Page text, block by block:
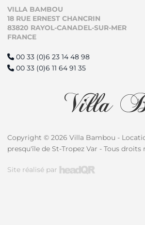
VILLA BAMBOU
18 RUE ERNEST CHANCRIN
83820 RAYOL-CANADEL-SUR-MER
FRANCE
00 33 (0)6 23 14 48 98
00 33 (0)6 11 64 91 35
Copyright © 2026 Villa Bambou -
presqu'île de St-Tropez Var - Tous droits
Site réalisé par